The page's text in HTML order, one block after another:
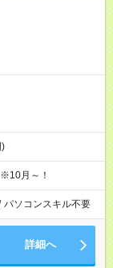
月～！
パソコンスキル不要
詳細へ